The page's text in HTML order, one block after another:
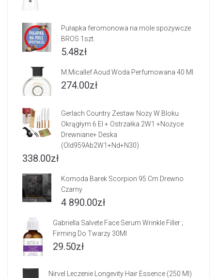
Pułapka feromonowa na mole spożywcze
BROS 1szt.
5.48zł
M.Micallef Aoud Woda Perfumowana 40 Ml
274.00zł
Gerlach Country Zestaw Noży W Bloku
Okrągłym 6 El + Ostrzałka 2W1 +Nożyce
Drewniane+ Deska
(Old959Ab2W1+Nd+N30)
338.00zł
Komoda Barek Scorpion 95 Cm Drewno
Czarny
4 890.00zł
Gabriella Salvete Face Serum Wrinkle Filler ;
Firming Do Twarzy 30Ml
29.50zł
Nirvel Leczenie Longevity Hair Essence (250 Ml)